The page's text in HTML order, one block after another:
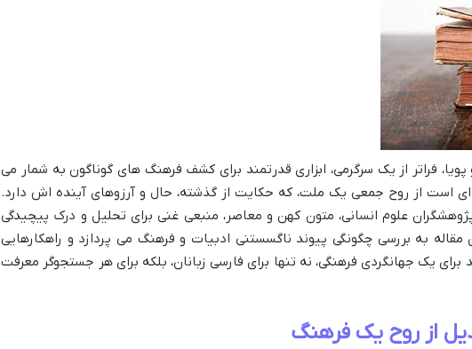
فراتر از یک سرگرمی، ابزاری قدرتمند برای کشف فرهنگ های گوناگون به شمار می
ای است از روح جمعی یک ملت، که حکایت از گذشته، حال و آرزوهای آینده اش دارد.
علوم انسانی، متون کهن و معاصر، منبعی غنی برای تحلیل و درک پیچیدگی
به بررسی چگونگی پیوند ناگسستنی ادبیات و فرهنگ می پردازد و راهکارهایی
برای یک جهانگردی فرهنگی، نه تنها برای فارسی زبانان، بلکه برای هر جستجوگر معرفت
از روح یک فرهنگ